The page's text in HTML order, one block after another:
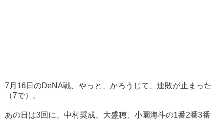
7月16日のDeNA戦、やっと、かろうじて、連敗が止まった
（7で）。
あの日は3回に、中村奨成、大盛穂、小園海斗の1番2番3番